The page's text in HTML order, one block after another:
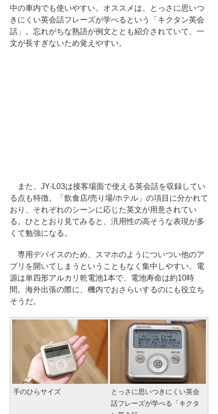
中の車内でも使いやすい。オススメは、とっさに思いつ
きにくい英会話フレーズが学べるという「キクタン英会
話」。忘れがちな熟語が例文ととも紹介されていて、一
文が長すぎないため覚えやすい。
また、JY-L03は接客場面で使える英会話を収録してい
る点も特徴。「飲食店/売り場/ホテル」の項目に分かれて
おり、それぞれのシーンに応じた英文が用意されてい
る。ひととおり見てみると、汎用性の高そうな表現が多
くて勉強になる。
専用デバイスのため、スマホのようについつい他のア
プリを開いてしまうということもなく集中しやすい。電
源は単四形アルカリ乾電池1本で、電池寿命は約10時
間。海外出張の際に、機内でおさらいするのにも役立ち
そうだ。
手のひらサイズ
とっさに思いつきにくい英会
話フレーズが学べる「キクタ